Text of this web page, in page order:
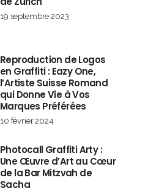
19 septembre 2023
Reproduction de Logos
en Graffiti : Eazy One,
l’Artiste Suisse Romand
qui Donne Vie à Vos
Marques Préférées
10 février 2024
Photocall Graffiti Arty :
Une Œuvre d’Art au Cœur
de la Bar Mitzvah de
Sacha